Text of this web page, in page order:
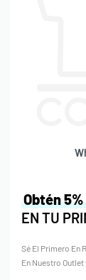
Obtén
EN TU
Sé El Primero En
En Nuestro Outlet